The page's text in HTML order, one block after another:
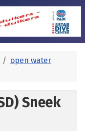
open water
Sneek